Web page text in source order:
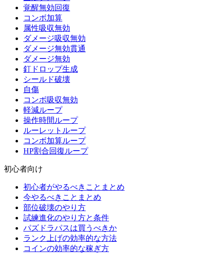
覚醒無効回復
コンボ加算
属性吸収無効
ダメージ吸収無効
ダメージ無効貫通
ダメージ無効
釘ドロップ生成
シールド破壊
自傷
コンボ吸収無効
軽減ループ
操作時間ループ
ルーレットループ
コンボ加算ループ
HP割合回復ループ
初心者向け
初心者がやるべきことまとめ
今やるべきことまとめ
部位破壊のやり方
試練進化のやり方と条件
パズドラパスは買うべきか
ランク上げの効率的な方法
コインの効率的な稼ぎ方